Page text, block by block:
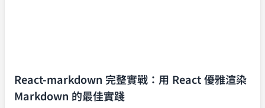
React-markdown 完整實戰：用 React 優雅渲染
Markdown 的最佳實踐